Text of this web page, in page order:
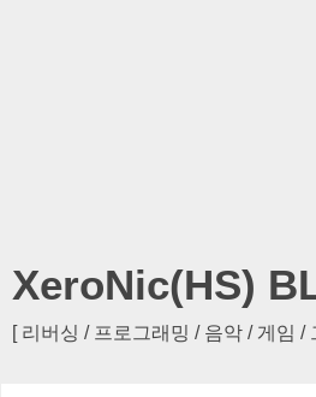
XeroNic(HS)
[ 리버싱 / 프로그래밍 / 음악 / 게임 /